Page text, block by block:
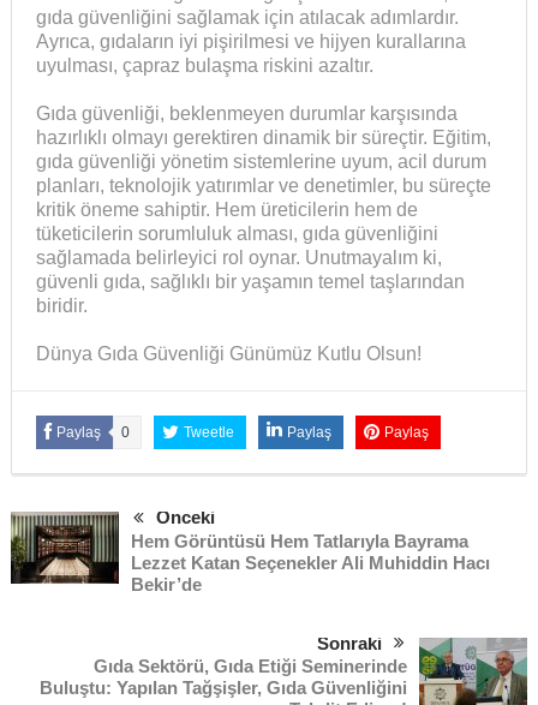
gıda güvenliğini sağlamak için atılacak adımlardır.
Ayrıca, gıdaların iyi pişirilmesi ve hijyen kurallarına
uyulması, çapraz bulaşma riskini azaltır.
Gıda güvenliği, beklenmeyen durumlar karşısında
hazırlıklı olmayı gerektiren dinamik bir süreçtir. Eğitim,
gıda güvenliği yönetim sistemlerine uyum, acil durum
planları, teknolojik yatırımlar ve denetimler, bu süreçte
kritik öneme sahiptir. Hem üreticilerin hem de
tüketicilerin sorumluluk alması, gıda güvenliğini
sağlamada belirleyici rol oynar. Unutmayalım ki,
güvenli gıda, sağlıklı bir yaşamın temel taşlarından
biridir.
Dünya Gıda Güvenliği Günümüz Kutlu Olsun!
Paylaş 0 Tweetle Paylaş Paylaş
Önceki
Hem Görüntüsü Hem Tatlarıyla Bayrama
Lezzet Katan Seçenekler Ali Muhiddin Hacı
Bekir’de
Sonraki
Gıda Sektörü, Gıda Etiği Seminerinde
Buluştu: Yapılan Tağşişler, Gıda Güvenliğini